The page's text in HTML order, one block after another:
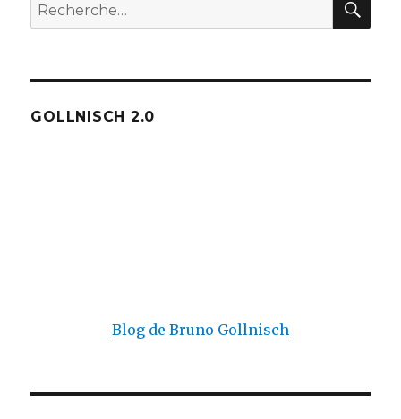
pour :
GOLLNISCH 2.0
Blog de Bruno Gollnisch